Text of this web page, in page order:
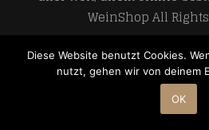
WeinShopAll
Develop and design by
Diese Website benutzt Cookies.
nutzt, gehen wir von deinem
OK